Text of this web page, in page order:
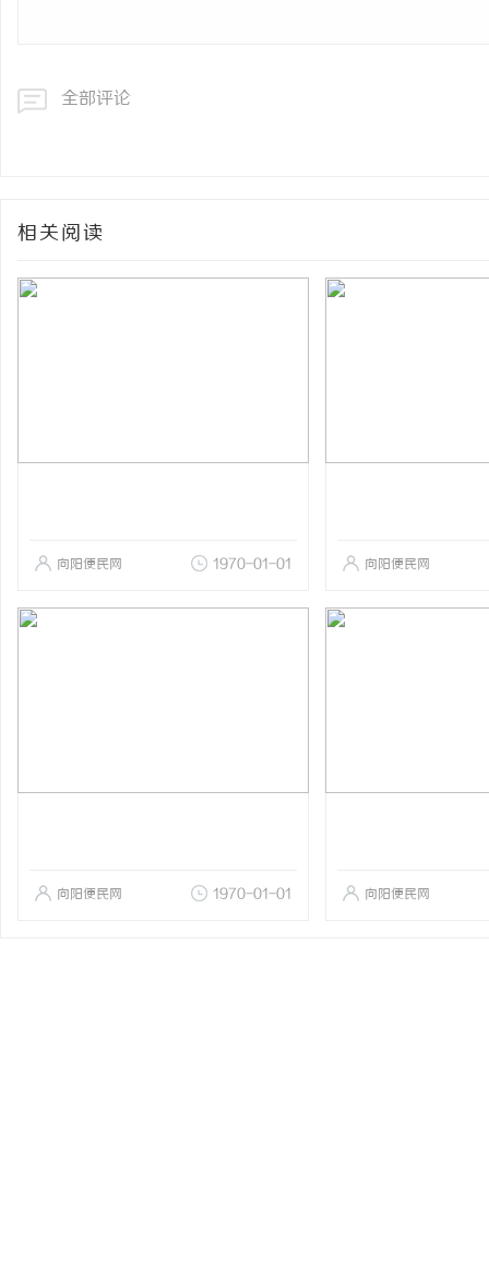
全部评论
相关阅读
向阳便民网 1970-01-01 向阳便民网
向阳便民网 1970-01-01 向阳便民网